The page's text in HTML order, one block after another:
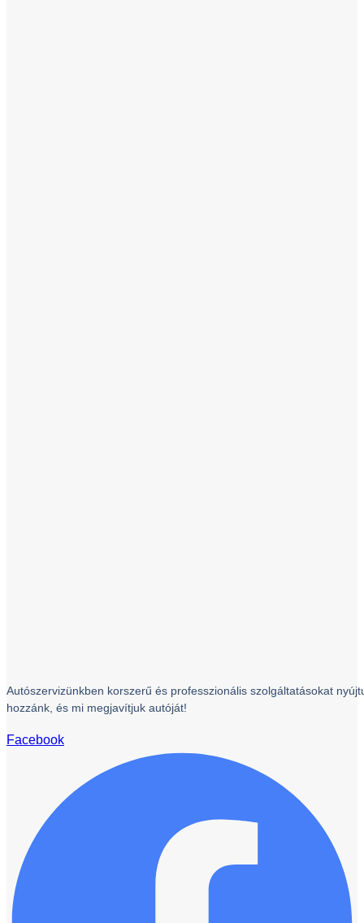
Autószervizünkben korszerű és professzionális szolgáltatásokat
hozzánk, és mi megjavítjuk autóját!
Facebook